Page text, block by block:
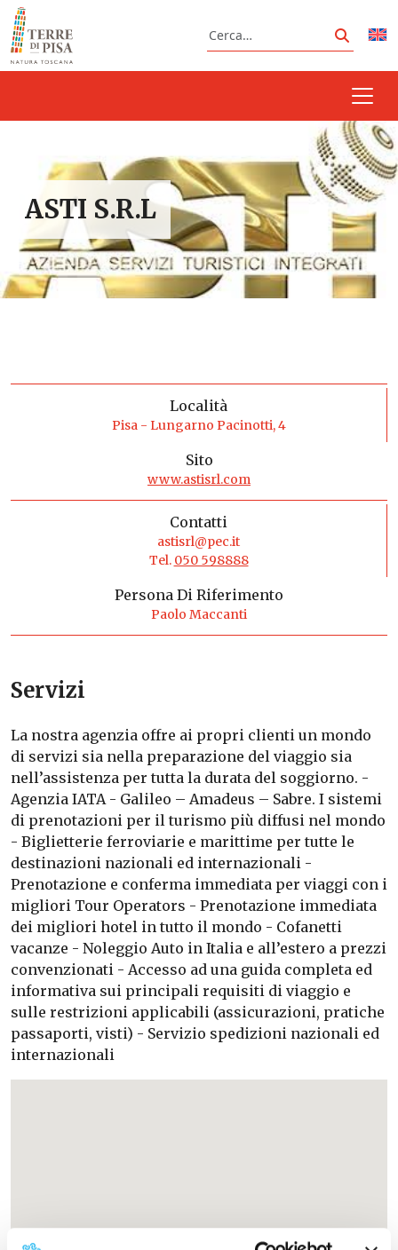
Vai al contenuto
Cerca
Cerca
ASTI S.R.L
Località
Pisa - Lungarno Pacinotti, 4
Sito
www.astisrl.com
Contatti
astisrl@pec.it
Tel. 050 598888
Persona Di Riferimento
Paolo Maccanti
Servizi
La nostra agenzia offre ai propri clienti un mondo
di servizi sia nella preparazione del viaggio sia
nell’assistenza per tutta la durata del soggiorno. -
Agenzia IATA - Galileo – Amadeus – Sabre. I sistemi
di prenotazioni per il turismo più diffusi nel mondo
- Biglietterie ferroviarie e marittime per tutte le
destinazioni nazionali ed internazionali -
Prenotazione e conferma immediata per viaggi con i
migliori Tour Operators - Prenotazione immediata
dei migliori hotel in tutto il mondo - Cofanetti
vacanze - Noleggio Auto in Italia e all’estero a prezzi
convenzionati - Accesso ad una guida completa ed
informativa sui principali requisiti di viaggio e
sulle restrizioni applicabili (assicurazioni, pratiche
passaporti, visti) - Servizio spedizioni nazionali ed
internazionali